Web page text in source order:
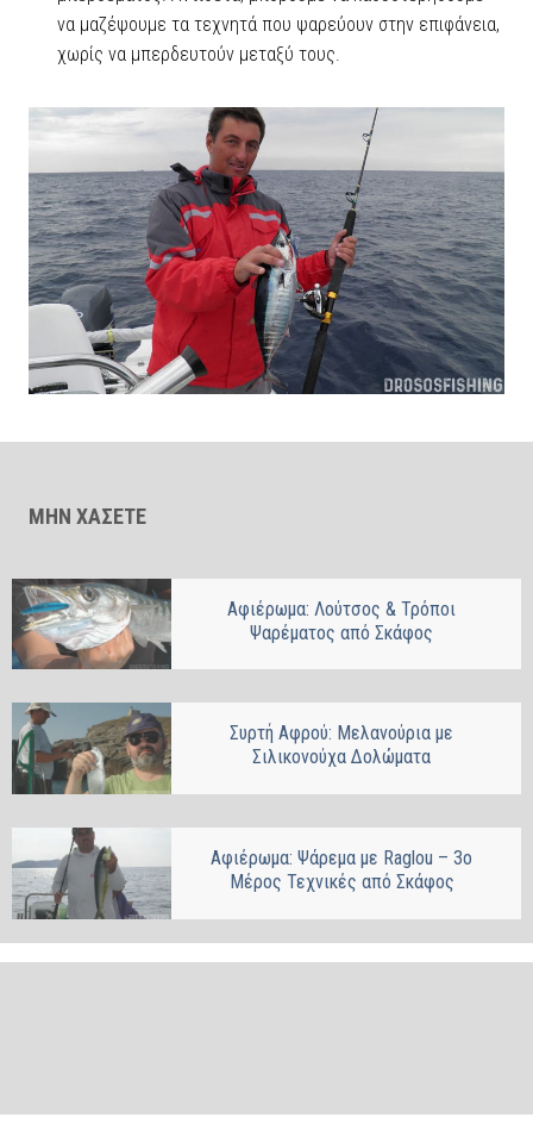
να μαζέψουμε τα τεχνητά που ψαρεύουν στην επιφάνεια,
χωρίς να μπερδευτούν μεταξύ τους.
ΜΗΝ ΧΑΣΕΤΕ
Αφιέρωμα: Λούτσος & Τρόποι
Ψαρέματος από Σκάφος
Συρτή Αφρού: Μελανούρια με
Σιλικονούχα Δολώματα
Αφιέρωμα: Ψάρεμα με Raglou – 3ο
Μέρος Τεχνικές από Σκάφος